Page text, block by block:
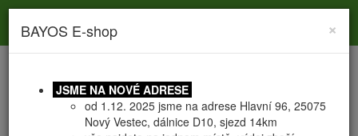
navigation
×
BAYOS E-shop
JSME NA NOVÉ ADRESE
od 1.12. 2025 jsme na adrese Hlavní 96, 25075
Nový Vestec, dálnice D10, sjezd 14km